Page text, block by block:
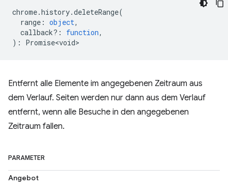
chrome.history.deleteRange(
range : object,
callback? : function,
) : Promise<void>
Entfernt alle Elemente im angegebenen Zeitraum aus
dem Verlauf. Seiten werden nur dann aus dem Verlauf
entfernt, wenn alle Besuche in den angegebenen
Zeitraum fallen.
PARAMETER
Angebot